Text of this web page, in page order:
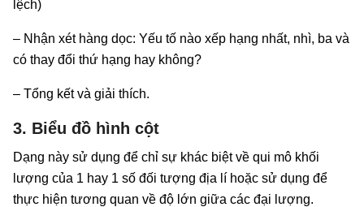
lệch)
– Nhận xét hàng dọc: Yếu tố nào xếp hạng nhất, nhì, ba và
có thay đổi thứ hạng hay không?
– Tổng kết và giải thích.
3. Biểu đồ hình cột
Dạng này sử dụng để chỉ sự khác biệt về qui mô khối
lượng của 1 hay 1 số đối tượng địa lí hoặc sử dụng để
thực hiện tương quan về độ lớn giữa các đại lượng.